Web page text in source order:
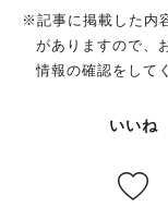
※記事に掲載した内
がありますので、
情報の確認をして
いいね